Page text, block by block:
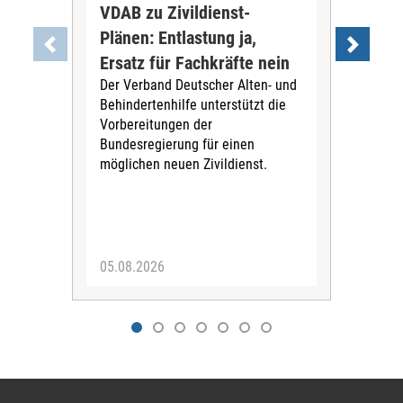
VDAB zu Zivildienst-
Plänen: Entlastung ja,
Ersatz für Fachkräfte nein
Der Verband Deutscher Alten- und
Behindertenhilfe unterstützt die
Vorbereitungen der
Bundesregierung für einen
möglichen neuen Zivildienst.
05.08.2026